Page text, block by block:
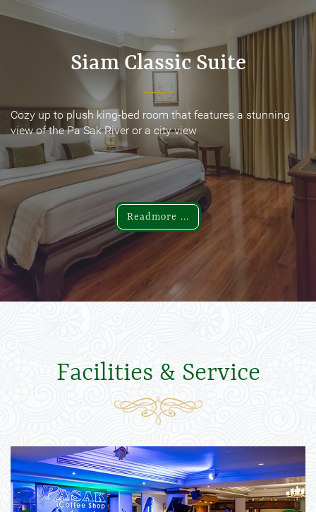
Siam Classic Suite
Cozy up to plush king-bed room that features a stunning
view of the Pa Sak River or a city view
Readmore ...
Siam Classic Suite
Cozy up to plush king-bed room that features a stunning
view of the Pa Sak River or a city view
Readmore ...
Facilities & Service